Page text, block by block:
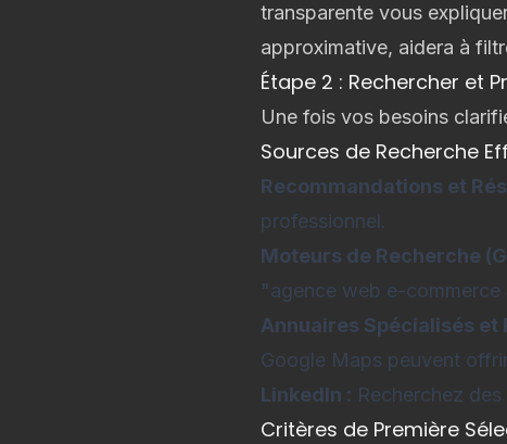
transparente vous
approximative, aidera à
Étape 2 : Rechercher et
Une fois vos besoins
Sources de Recherche
Recommandations et
professionnel.
Moteurs de Recherche
"agence web e-
Annuaires Spécialisés et
Google Maps peuvent
LinkedIn : Recherchez
Critères de Première